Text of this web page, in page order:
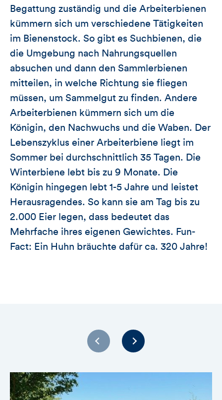
Begattung zuständig und die Arbeiterbienen
kümmern sich um verschiedene Tätigkeiten
im Bienenstock. So gibt es Suchbienen, die
die Umgebung nach Nahrungsquellen
absuchen und dann den Sammlerbienen
mitteilen, in welche Richtung sie fliegen
müssen, um Sammelgut zu finden. Andere
Arbeiterbienen kümmern sich um die
Königin, den Nachwuchs und die Waben. Der
Lebenszyklus einer Arbeiterbiene liegt im
Sommer bei durchschnittlich 35 Tagen. Die
Winterbiene lebt bis zu 9 Monate. Die
Königin hingegen lebt 1-5 Jahre und leistet
Herausragendes. So kann sie am Tag bis zu
2.000 Eier legen, dass bedeutet das
Mehrfache ihres eigenen Gewichtes. Fun-
Fact: Ein Huhn bräuchte dafür ca. 320 Jahre!